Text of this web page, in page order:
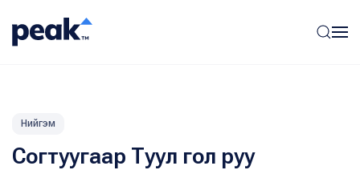
Нийгэм
Согтуугаар Туул гол руу